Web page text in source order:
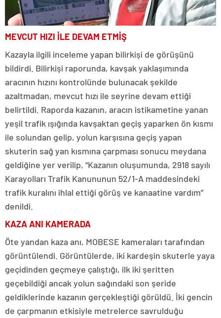
MEVCUT HIZI İLE DEVAM ETMİŞ
Kazayla ilgili inceleme yapan bilirkişi de görüşünü
bildirdi. Bilirkişi raporunda, kavşak yaklaşımında
aracının hızını kontrolünde bulunacak şekilde
azaltmadan, mevcut hızı ile seyrine devam ettiği
belirtildi. Raporda kazanın, aracın istikametine yanan
yeşil trafik ışığında kavşaktan geçiş yaparken ön kısmı
ile solundan gelip, yolun karşısına geçiş yapan
skuterin sağ yan kısmına çarpması sonucu meydana
geldiğine yer verilip, “Kazanın oluşumunda, 2918 sayılı
Karayolları Trafik Kanununun 52/1-A maddesindeki
trafik kuralını ihlal ettiği görüş ve kanaatine vardım”
denildi.
KAZA ANI KAMERADA
Öte yandan kaza anı, MOBESE kameraları tarafından
görüntülendi. Görüntülerde, iki kardeşin skuterle yaya
geçidinden geçmeye çalıştığı, ilk iki şeritten
geçebildiği ancak yolun sağındaki son şeride
geldiklerinde kazanın gerçekleştiği görüldü. İki gencin
de çarpmanın etkisiyle metrelerce savrulduğu